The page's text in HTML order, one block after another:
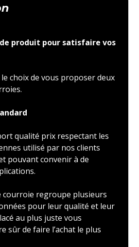
produit pour satisfaire vos
choix de vous proposer deux
qualité prix respectant les
utilisé par nos clients
pouvant convenir à de
courroie regroupe plusieurs
pour leur qualité et leur
au plus juste vous
sûr de faire l’achat le plus